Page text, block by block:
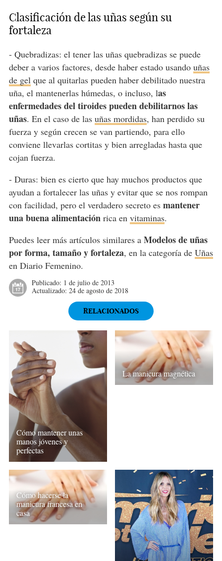
Clasificación de las uñas según su
fortaleza
- Quebradizas: el tener las uñas quebradizas se puede
deber a varios factores, desde haber estado usando uñas
de gelque al quitarlas pueden haber debilitado nuestra
uña, el mantenerlas húmedas, o incluso, las
enfermedades del tiroides pueden debilitarnos las
uñas. En el caso de las uñas mordidas, han perdido su
fuerza y según crecen se van partiendo, para ello
conviene llevarlas cortitas y bien arregladas hasta que
cojan fuerza.
- Duras: bien es cierto que hay muchos productos que
ayudan a fortalecer las uñas y evitar que se nos rompan
con facilidad, pero el verdadero secreto es mantener
una buena alimentaciónrica en vitaminas.
Puedes leer más artículos similares a Modelos de uñas
por forma, tamaño y fortaleza, en la categoría de Uñas
en Diario Femenino.
Publicado: 1 de julio de 2013
Actualizado: 24 de agosto de 2018
RELACIONADOS
Cómo mantener unas
manos jóvenes y
perfectas
La manicura magnética
Cómo hacerse la
manicura francesa en
casa